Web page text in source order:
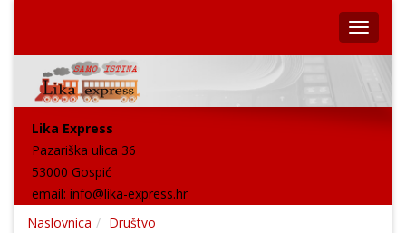
Lika Express
Pazariška ulica 36
53000 Gospić
email: info@lika-express.hr
Naslovnica
Društvo